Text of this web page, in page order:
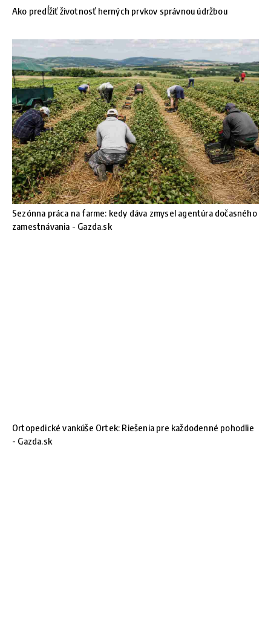
Ako predĺžiť životnosť herných prvkov správnou údržbou
Sezónna práca na farme: kedy dáva zmysel agentúra dočasného
zamestnávania - Gazda.sk
Ortopedické vankúše Ortek: Riešenia pre každodenné pohodlie
- Gazda.sk